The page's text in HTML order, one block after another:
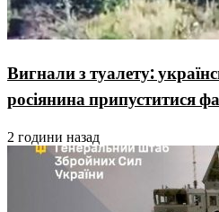
Вигнали з туалету:
росіянина припуститися
2 години назад